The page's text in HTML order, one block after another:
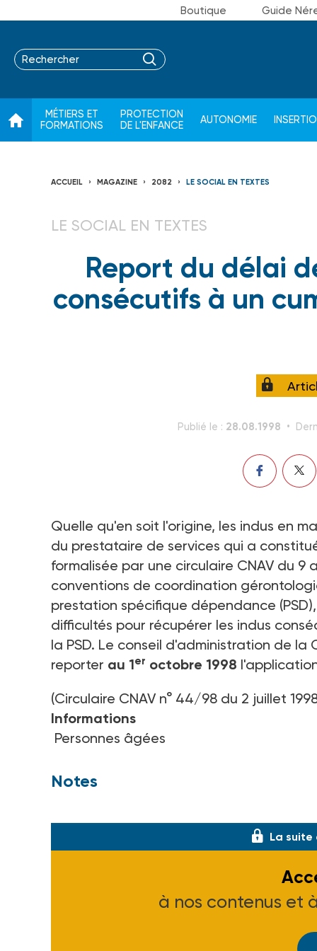
Boutique Guide
MÉTIERS ET
FORMATIONS
PROTECTION
DE L'ENFANCE
AUTONOMIE
ACCUEIL MAGAZINE 2082 LE SOCIAL EN TEXTES
LE SOCIAL EN TEXTES
Report du délai
consécutifs à un
Publié le : 28.08.1998
Quelle qu'en soit l'origine, les indus en
du prestataire de services qui a
formalisée par une circulaire CNAV du 9
conventions de coordination
prestation spécifique dépendance
difficultés pour récupérer les indus
la PSD. Le conseil d'administration de
reporter au 1er octobre 1998
(Circulaire CNAV n° 44/98 du 2 juillet
Informations
Personnes âgées
Notes
La suite
à nos contenus et